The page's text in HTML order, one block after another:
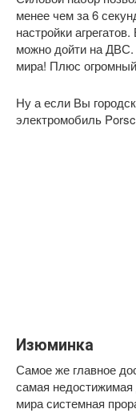
менее чем за 6
настройки
можно дойти на ДВС.
мира! Плюс
Ну а если Вы
электромобиль
Изюминка
Самое же главное
самая
мира системная